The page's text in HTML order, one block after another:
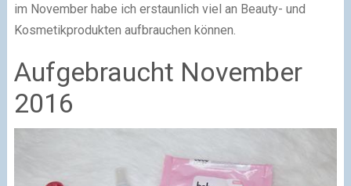
im November habe ich erstaunlich viel an Beauty- und
Kosmetikprodukten aufbrauchen können.
Aufgebraucht November
2016